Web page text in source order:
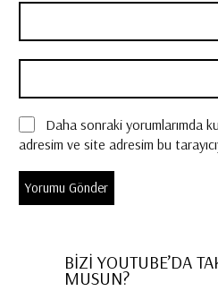
Daha sonraki yorumlarımda
adresim ve site adresim bu
BİZİ YOUTUBE’DA
MUSUN?